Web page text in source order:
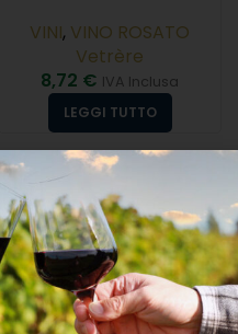
VINI, VINO ROSATO
Vetrère
8,72 € IVA Inclusa
LEGGI TUTTO
ESAURITO